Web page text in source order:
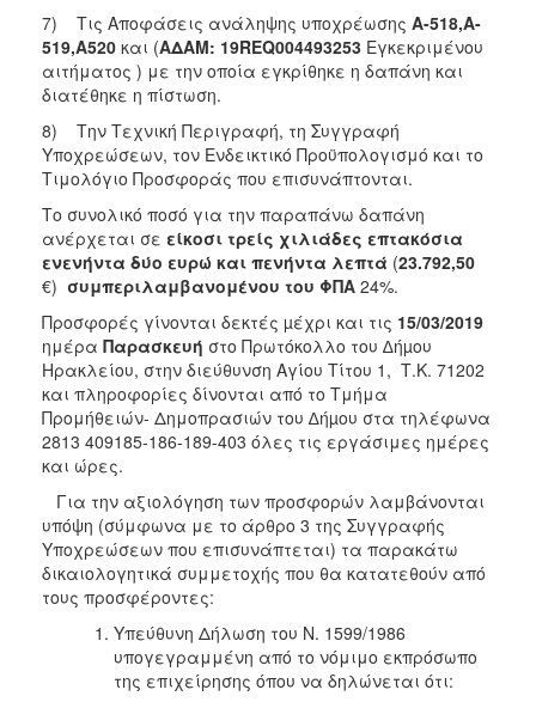
7) Τις Αποφάσεις ανάληψης υποχρέωσης A-518,A-
519,A520 και (ΑΔΑΜ: 19REQ004493253 Εγκεκριμένου
αιτήματος ) με την οποία εγκρίθηκε η δαπάνη και
διατέθηκε η πίστωση.
8) Την Τεχνική Περιγραφή, τη Συγγραφή
Υποχρεώσεων, τον Ενδεικτικό Προϋπολογισμό και το
Τιμολόγιο Προσφοράς που επισυνάπτονται.
Το συνολικό ποσό για την παραπάνω δαπάνη
ανέρχεται σε είκοσι τρείς χιλιάδες επτακόσια
ενενήντα δύο ευρώ και πενήντα λεπτά (23.792,50
€) συμπεριλαμβανομένου του ΦΠΑ 24%.
Προσφορές γίνονται δεκτές µέχρι και τις 15/03/2019
ημέρα Παρασκευή στο Πρωτόκολλο του ∆ήµου
Ηρακλείου, στην διεύθυνση Αγίου Τίτου 1, Τ.Κ. 71202
και πληροφορίες δίνονται από το Τμήμα
Προμήθειών- Δημοπρασιών του ∆ήµου στα τηλέφωνα
2813 409185-186-189-403 όλες τις εργάσιμες ημέρες
και ώρες.
Για την αξιολόγηση των προσφορών λαμβάνονται
υπόψη (σύμφωνα με το άρθρο 3 της Συγγραφής
Υποχρεώσεων που επισυνάπτεται) τα παρακάτω
δικαιολογητικά συμμετοχής που θα κατατεθούν από
τους προσφέροντες:
Υπεύθυνη Δήλωση του Ν. 1599/1986
υπογεγραμμένη από το νόμιμο εκπρόσωπο
της επιχείρησης όπου να δηλώνεται ότι: